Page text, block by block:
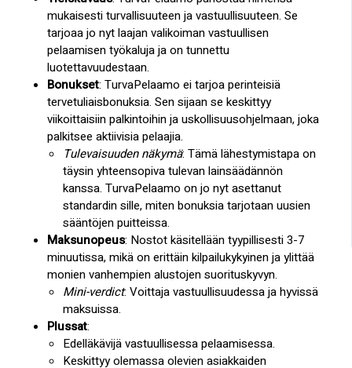
mukaisesti turvallisuuteen ja vastuullisuuteen. Se
tarjoaa jo nyt laajan valikoiman vastuullisen
pelaamisen työkaluja ja on tunnettu
luotettavuudestaan.
Bonukset: TurvaPelaamo ei tarjoa perinteisiä
tervetuliaisbonuksia. Sen sijaan se keskittyy
viikoittaisiin palkintoihin ja uskollisuusohjelmaan, joka
palkitsee aktiivisia pelaajia.
Tulevaisuuden näkymä: Tämä lähestymistapa on
täysin yhteensopiva tulevan lainsäädännön
kanssa. TurvaPelaamo on jo nyt asettanut
standardin sille, miten bonuksia tarjotaan uusien
sääntöjen puitteissa.
Maksunopeus: Nostot käsitellään tyypillisesti 3-7
minuutissa, mikä on erittäin kilpailukykyinen ja ylittää
monien vanhempien alustojen suorituskyvyn.
Mini-verdict: Voittaja vastuullisuudessa ja hyvissä
maksuissa.
Plussat:
Edelläkävijä vastuullisessa pelaamisessa.
Keskittyy olemassa olevien asiakkaiden